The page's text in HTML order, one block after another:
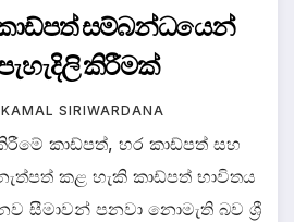
සම්බන්ධයෙන්
කිරීමක්
KAMAL SIRIWARDANA
කාඩ්පත්, හර කාඩ්පත් සහ
කළ හැකි කාඩ්පත් භාවිතය
සීමාවන් පනවා නොමැති බව ශ්‍රී